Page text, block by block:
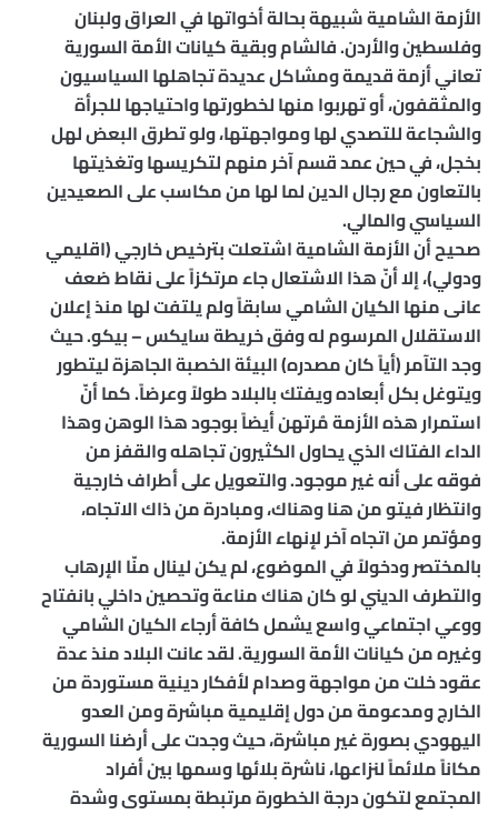
الأزمة الشامية شبيهة بحالة أخواتها في العراق ولبنان
وفلسطين والأردن. فالشام وبقية كيانات الأمة السورية
تعاني أزمة قديمة ومشاكل عديدة تجاهلها السياسيون
والمثقفون، أو تهربوا منها لخطورتها واحتياجها للجرأة
والشجاعة للتصدي لها ومواجهتها، ولو تطرق البعض لهل
بخجل، في حين عمد قسم آخر منهم لتكريسها وتغذيتها
بالتعاون مع رجال الدين لما لها من مكاسب على الصعيدين
السياسي والمالي.
صحيح أن الأزمة الشامية اشتعلت بترخيص خارجي (اقليمي
ودولي)، إلا أنّ هذا الاشتعال جاء مرتكزاً على نقاط ضعف
عانى منها الكيان الشامي سابقاً ولم يلتفت لها منذ إعلان
الاستقلال المرسوم له وفق خريطة سايكس – بيكو. حيث
وجد التآمر (أياً كان مصدره) البيئة الخصبة الجاهزة ليتطور
ويتوغل بكل أبعاده ويفتك بالبلاد طولاً وعرضاً. كما أنّ
استمرار هذه الأزمة مُرتهن أيضاً بوجود هذا الوهن وهذا
الداء الفتاك الذي يحاول الكثيرون تجاهله والقفز من
فوقه على أنه غير موجود. والتعويل على أطراف خارجية
وانتظار فيتو من هنا وهناك، ومبادرة من ذاك الاتجاه،
ومؤتمر من اتجاه آخر لإنهاء الأزمة.
بالمختصر ودخولاً في الموضوع، لم يكن لينال منّا الإرهاب
والتطرف الديني لو كان هناك مناعة وتحصين داخلي بانفتاح
ووعي اجتماعي واسع يشمل كافة أرجاء الكيان الشامي
وغيره من كيانات الأمة السورية. لقد عانت البلاد منذ عدة
عقود خلت من مواجهة وصدام لأفكار دينية مستوردة من
الخارج ومدعومة من دول إقليمية مباشرة ومن العدو
اليهودي بصورة غير مباشرة، حيث وجدت على أرضنا السورية
مكاناً ملائماً لنزاعها، ناشرة بلائها وسمها بين أفراد
المجتمع لتكون درجة الخطورة مرتبطة بمستوى وشدة